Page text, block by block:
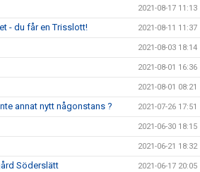
2021-08-17 11:13
- du får en Trisslott! 2021-08-11 11:37
2021-08-03 18:14
2021-08-01 16:36
2021-08-01 08:21
annat nytt någonstans ? 2021-07-26 17:51
2021-06-30 18:15
2021-06-21 18:32
Söderslätt 2021-06-17 20:05